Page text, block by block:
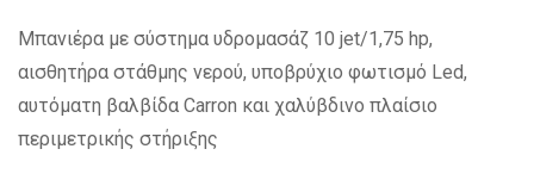
Μπανιέρα με σύστημα υδρομασάζ 10 jet/1,75 hp,
αισθητήρα στάθμης νερού, υποβρύχιο φωτισμό Led,
αυτόματη βαλβίδα Carron και χαλύβδινο πλαίσιο
περιμετρικής στήριξης